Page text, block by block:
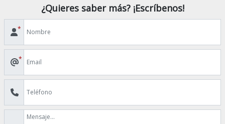
¿Quieres saber más? ¡Escríbenos!
*
*